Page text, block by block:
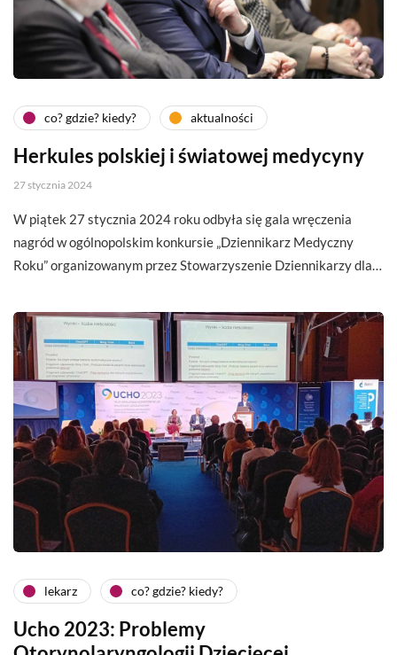
co? gdzie? kiedy? aktualności
Herkules polskiej i światowej medycyny
27 stycznia 2024
W piątek 27 stycznia 2024 roku odbyła się gala wręczenia
nagród w ogólnopolskim konkursie „Dziennikarz Medyczny
Roku” organizowanym przez Stowarzyszenie Dziennikarzy dla…
lekarz co? gdzie? kiedy?
Ucho 2023: Problemy